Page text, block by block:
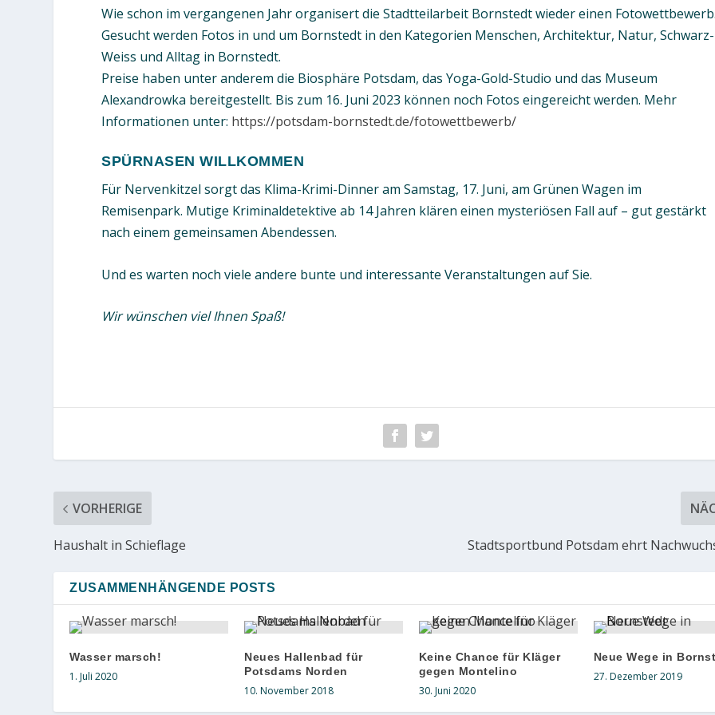
Wie schon im vergangenen Jahr organisert die Stadtteilarbeit Bornstedt wieder einen
Gesucht werden Fotos in und um Bornstedt in den Kategorien Menschen, Architektur, Natur, Schwarz-
Weiss und Alltag in Bornstedt.
Preise haben unter anderem die Biosphäre Potsdam, das Yoga-Gold-Studio und das Museum
Alexandrowka bereitgestellt. Bis zum 16. Juni 2023 können noch Fotos eingereicht werden. Mehr
Informationen unter: https://potsdam-bornstedt.de/fotowettbewerb/
SPÜRNASEN WILLKOMMEN
Für Nervenkitzel sorgt das Klima-Krimi-Dinner am Samstag, 17. Juni, am Grünen Wagen im
Remisenpark. Mutige Kriminaldetektive ab 14 Jahren klären einen mysteriösen Fall auf – gut gestärkt
nach einem gemeinsamen Abendessen.
Und es warten noch viele andere bunte und interessante Veranstaltungen auf Sie.
Wir wünschen viel Ihnen Spaß!
VORHERIGE
Haushalt in Schieflage Stadtsportbund Potsdam ehrt
ZUSAMMENHÄNGENDE POSTS
Wasser marsch!
1. Juli 2020
Neues Hallenbad für
Potsdams Norden
10. November 2018
Keine Chance für Kläger
gegen Montelino
30. Juni 2020
Neue Wege in
27. Dezember 2019